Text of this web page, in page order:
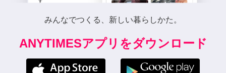
みんなでつくる、新しい暮らしかた。
ANYTIMESアプリをダウンロード